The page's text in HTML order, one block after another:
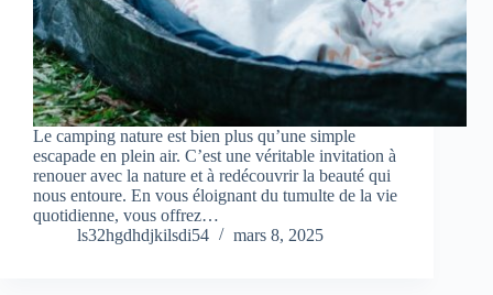
Le camping nature est bien plus qu’une simple
escapade en plein air. C’est une véritable invitation à
renouer avec la nature et à redécouvrir la beauté qui
nous entoure. En vous éloignant du tumulte de la vie
quotidienne, vous offrez…
ls32hgdhdjkilsdi54
mars 8, 2025